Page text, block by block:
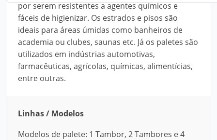
por serem resistentes a agentes químicos e
fáceis de higienizar. Os estrados e pisos são
ideais para áreas úmidas como banheiros de
academia ou clubes, saunas etc. Já os paletes são
utilizados em indústrias automotivas,
farmacêuticas, agrícolas, químicas, alimentícias,
entre outras.
Linhas / Modelos
Modelos de palete: 1 Tambor, 2 Tambores e 4